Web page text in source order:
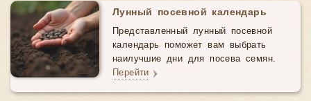
Лунный посевной календарь
Представленный лунный посевной
календарь поможет вам выбрать
наилучшие дни для посева семян.
Перейти